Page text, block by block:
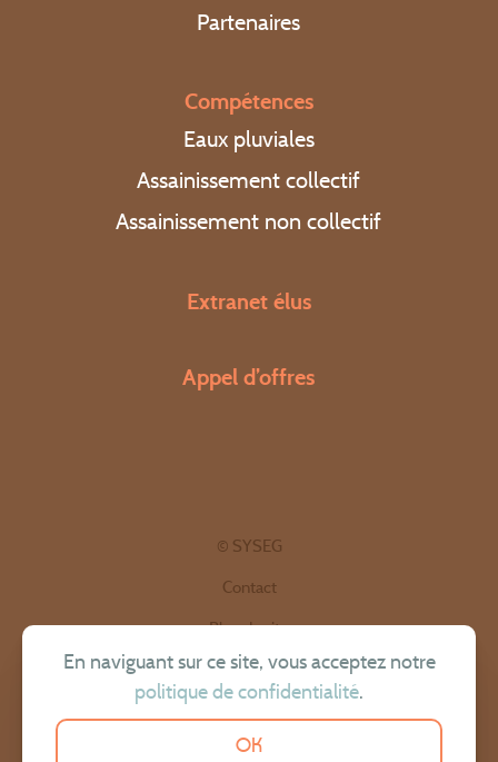
En naviguant sur ce site, vous acceptez notre
politique de confidentialité.
OK
Appel d’urgence : 0 969 323 458
Partenaires
Compétences
Eaux pluviales
Assainissement collectif
Assainissement non collectif
Extranet élus
Appel d’offres
© SYSEG
Contact
Plan du site
Politique de confidentialité
Site réalisé par OmahaBeach.fr